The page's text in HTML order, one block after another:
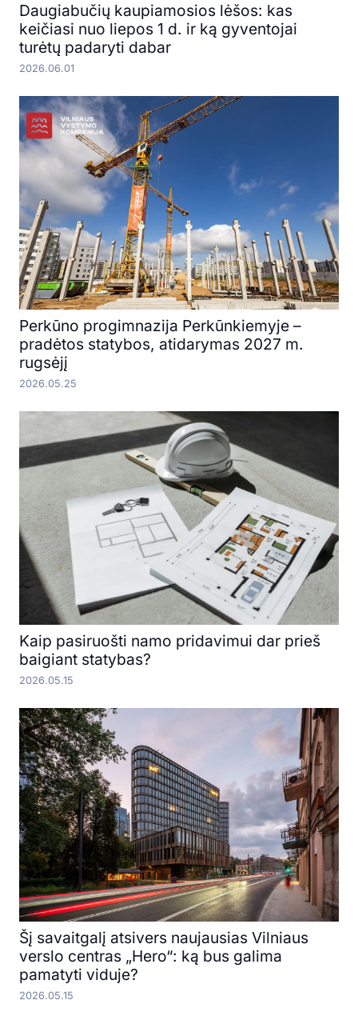
Daugiabučių kaupiamosios lėšos: kas
keičiasi nuo liepos 1 d. ir ką gyventojai
turėtų padaryti dabar
2026.06.01
Perkūno progimnazija Perkūnkiemyje –
pradėtos statybos, atidarymas 2027 m.
rugsėjį
2026.05.25
Kaip pasiruošti namo pridavimui dar prieš
baigiant statybas?
2026.05.15
Šį savaitgalį atsivers naujausias Vilniaus
verslo centras „Hero“: ką bus galima
pamatyti viduje?
2026.05.15